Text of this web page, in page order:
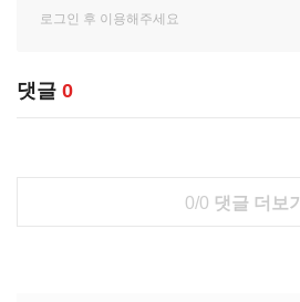
댓글 0
0/0 댓글 더보기